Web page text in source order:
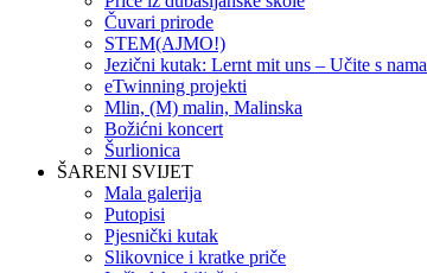
Čuvari prirode
STEM(AJMO!)
Jezični kutak: Lernt mit uns – Učite s nama
eTwinning projekti
Mlin, (M) malin, Malinska
Božićni koncert
Šurlionica
ŠARENI SVIJET
Mala galerija
Putopisi
Pjesnički kutak
Slikovnice i kratke priče